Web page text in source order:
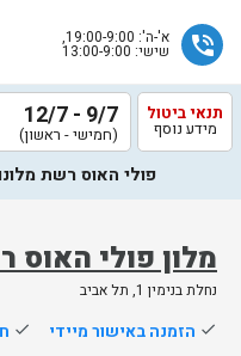
phone_in_talk א'-ה': 19:00-9:00,
שישי: 13:00-9:00
מלון פולי האוס
נחלת בנימין 1, תל אביב
תנאי ביטול
מידע נוסף 9/7 - 12/7
(חמישי - ראשון)
פולי האוס רשת
done הזמנה באישור מיידי done